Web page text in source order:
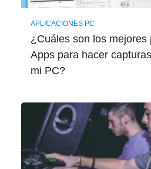
APLICACIONES PC
¿Cuáles son los mejores
Apps para hacer
mi PC?